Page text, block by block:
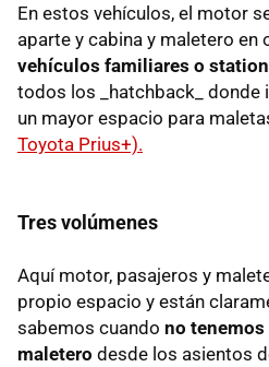
En estos vehículos, el motor
aparte y cabina y maletero en
vehículos familiares o
todos los _hatchback_ donde
un mayor espacio para
Toyota Prius+).
Tres volúmenes
Aquí motor, pasajeros y
propio espacio y están
sabemos cuando no
maletero desde los asientos